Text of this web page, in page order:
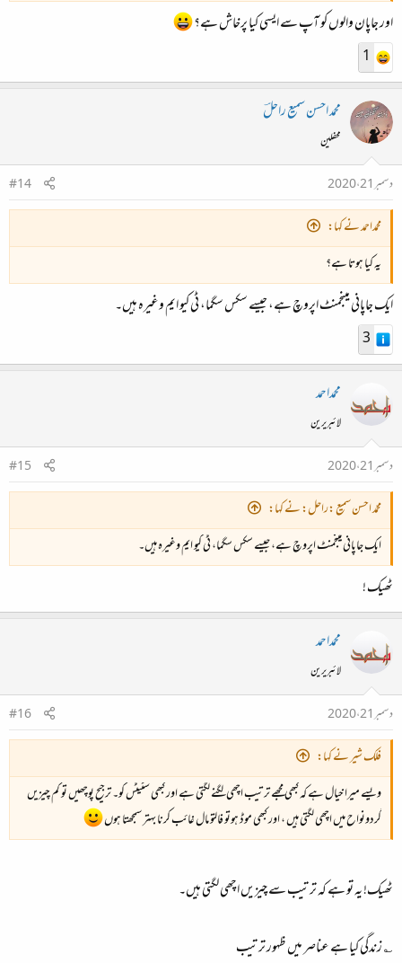
اور جاپان والوں کو آپ سے ایسی کیا پرخاش ہے؟
1
محمد احسن سمیع راحلؔ
محفلین
دسمبر 21، 2020
#14
محمداحمد نے کہا:
یہ کیا ہوتا ہے؟
ایک جاپانی مینجمنٹ اپروچ ہے، جیسے سکس سگما، ٹی کیو ایم وغیرہ ہیں۔
3
محمداحمد
لائبریرین
دسمبر 21، 2020
#15
محمّد احسن سمیع :راحل: نے کہا:
ایک جاپانی مینجمنٹ اپروچ ہے، جیسے سکس سگما، ٹی کیو ایم وغیرہ ہیں۔
ٹھیک !
محمداحمد
لائبریرین
دسمبر 21، 2020
#16
فلک شیر نے کہا:
ویسے میرا خیال ہے کہ کبھی مجھے ترتیب اچھی لگنے لگتی ہے اور کبھی سٹیٹس کو۔ ترجیح پوچھیں تو کم چیزیں
گردونواح میں اچھی لگتی ہیں ، اور کبھی موڈ ہوتو فالتو مال غائب کرنا بہتر سمجھتا ہوں
ٹھیک! یہ تو ہے کہ ترتیب سے چیزیں اچھی لگتی ہیں۔
؎ زندگی کیا ہے عناصر میں ظہور ترتیب